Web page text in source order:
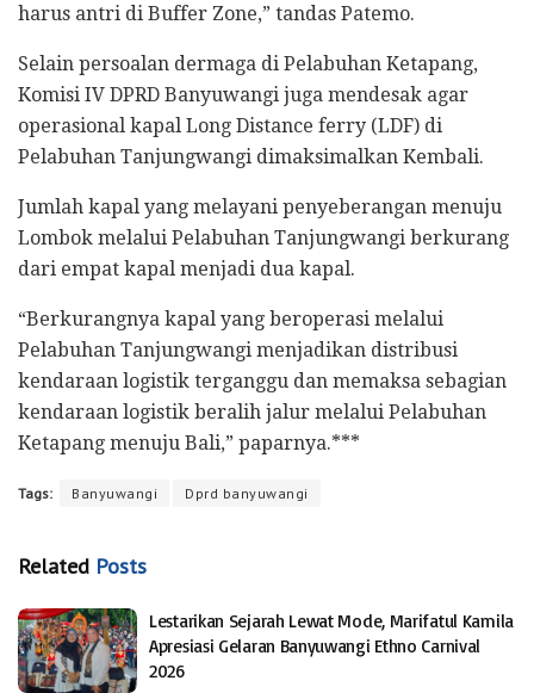
harus antri di Buffer Zone,” tandas Patemo.
Selain persoalan dermaga di Pelabuhan Ketapang,
Komisi IV DPRD Banyuwangi juga mendesak agar
operasional kapal Long Distance ferry (LDF) di
Pelabuhan Tanjungwangi dimaksimalkan Kembali.
Jumlah kapal yang melayani penyeberangan menuju
Lombok melalui Pelabuhan Tanjungwangi berkurang
dari empat kapal menjadi dua kapal.
“Berkurangnya kapal yang beroperasi melalui
Pelabuhan Tanjungwangi menjadikan distribusi
kendaraan logistik terganggu dan memaksa sebagian
kendaraan logistik beralih jalur melalui Pelabuhan
Ketapang menuju Bali,” paparnya.***
Tags: Banyuwangi Dprd banyuwangi
Related Posts
Lestarikan Sejarah Lewat Mode, Marifatul Kamila
Apresiasi Gelaran Banyuwangi Ethno Carnival
2026